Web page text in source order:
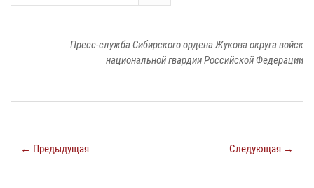
Пресс-служба Сибирского ордена Жукова округа войск
национальной гвардии Российской Федерации
← Предыдущая Следующая →